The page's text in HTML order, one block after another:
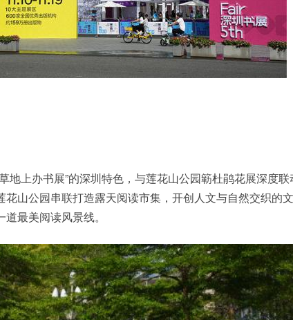
地上办书展”的深圳特色，与莲花山公园簕杜鹃花展深度
山公园串联打造露天阅读市集，开创人文与自然交织的
最美阅读风景线。